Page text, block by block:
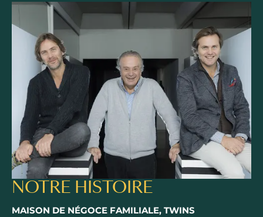
NOTRE HISTOIRE
MAISON DE NÉGOCE FAMILIALE, TWINS